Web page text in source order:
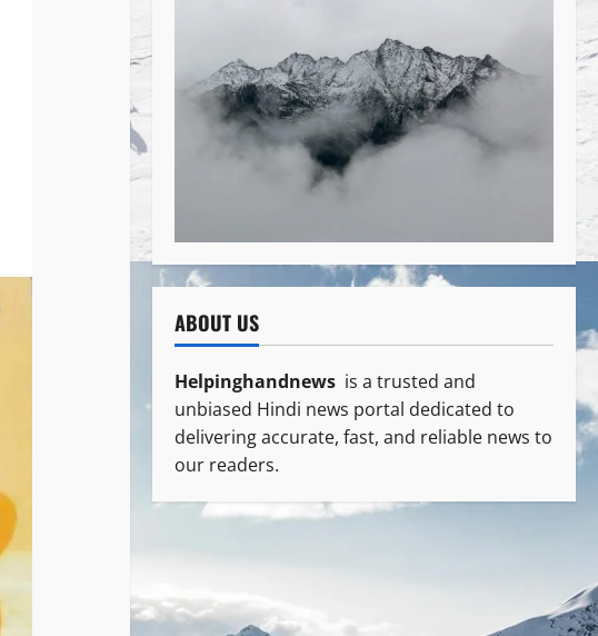
ABOUT US
Helpinghandnews is a trusted and
unbiased Hindi news portal dedicated to
delivering accurate, fast, and reliable news to
our readers.